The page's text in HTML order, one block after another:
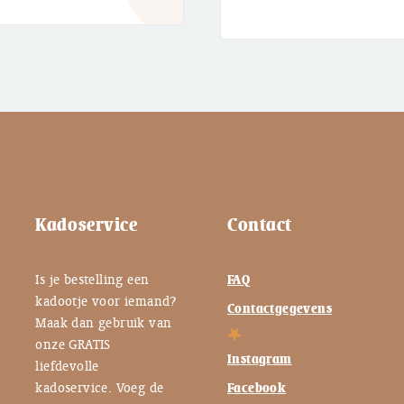
Kadoservice
Is je bestelling een
kadootje voor iemand?
Maak dan gebruik van
onze GRATIS
liefdevolle
kadoservice. Voeg de
Contact
FAQ
Contactgegevens
Instagram
Facebook